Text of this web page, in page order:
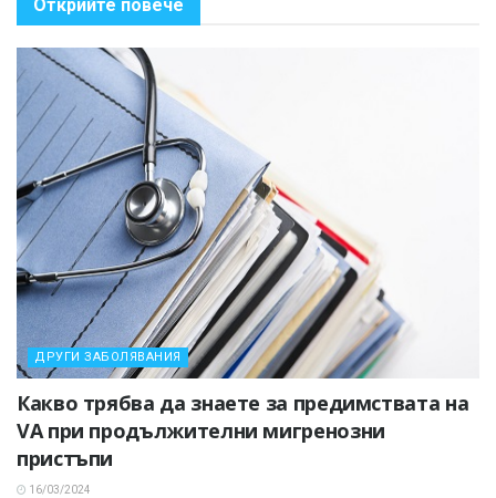
Открийте повече
ДРУГИ ЗАБОЛЯВАНИЯ
Какво трябва да знаете за предимствата на
VA при продължителни мигренозни
пристъпи
16/03/2024